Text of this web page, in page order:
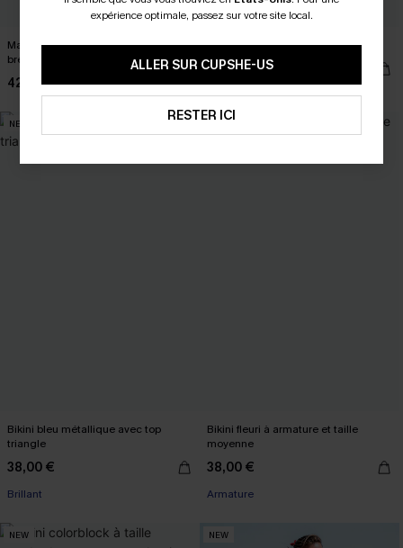
Maillot de bain une pièce bleu tissé à
bretelles ajustables
42,00 €
Robe courte tropicale à col rond
33,00 €
NEW
Bikini bleu métallique avec top
triangle
38,00 €
Brillant
NEW
Bikini fleuri à armature et taille
moyenne
38,00 €
Armature
NEW NEW
expérience optimale, passez sur votre site local.
ALLER SUR CUPSHE-US
RESTER ICI